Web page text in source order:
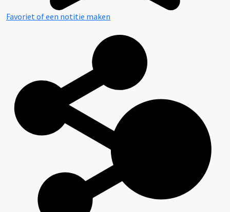
Favoriet of een notitie maken